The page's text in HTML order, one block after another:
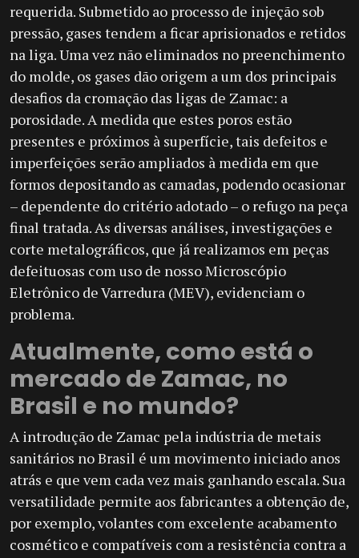
requerida. Submetido ao processo de injeção sob
pressão, gases tendem a ficar aprisionados e retidos
na liga. Uma vez não eliminados no preenchimento
do molde, os gases dão origem a um dos principais
desafios da cromação das ligas de Zamac: a
porosidade. A medida que estes poros estão
presentes e próximos à superfície, tais defeitos e
imperfeições serão ampliados à medida em que
formos depositando as camadas, podendo ocasionar
– dependente do critério adotado – o refugo na peça
final tratada. As diversas análises, investigações e
corte metalográficos, que já realizamos em peças
defeituosas com uso de nosso Microscópio
Eletrônico de Varredura (MEV), evidenciam o
problema.
Atualmente, como está o
mercado de Zamac, no
Brasil e no mundo?
A introdução de Zamac pela indústria de metais
sanitários no Brasil é um movimento iniciado anos
atrás e que vem cada vez mais ganhando escala. Sua
versatilidade permite aos fabricantes a obtenção de,
por exemplo, volantes com excelente acabamento
cosmético e compatíveis com a resistência contra a